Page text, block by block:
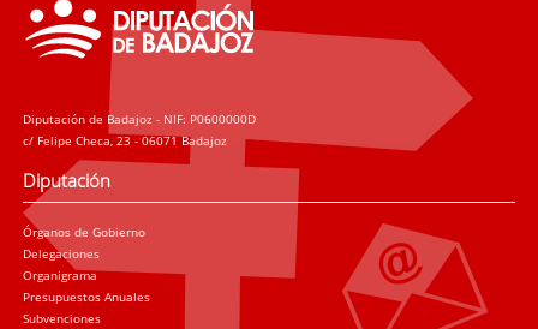
Diputación de Badajoz - NIF: P0600000D
c/ Felipe Checa, 23 - 06071 Badajoz
Diputación
Órganos de Gobierno
Delegaciones
Organigrama
Presupuestos Anuales
Subvenciones